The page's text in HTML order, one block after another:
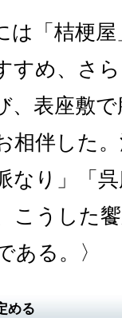
「桔梗
すめ、さ
、表座敷
相伴した
なり」「
こうした
ある。〉
める